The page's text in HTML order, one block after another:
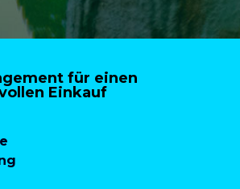
für einen
Einkauf